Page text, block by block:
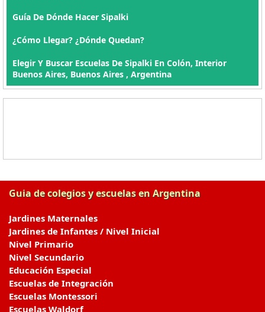
Guía De Dónde Hacer Sipalki
¿Cómo Llegar? ¿Dónde Quedan?
Elegir Y Buscar Escuelas De Sipalki En Colón, Interior
Buenos Aires, Buenos Aires , Argentina
Guia de colegios y escuelas en Argentina
Jardines Maternales
Jardines de Infantes / Nivel Inicial
Nivel Primario
Nivel Secundario
Educación Especial
Escuelas de Integración
Escuelas Montessori
Escuelas Waldorf